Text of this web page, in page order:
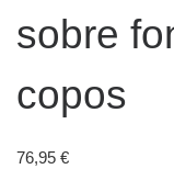
sobre
copos
76,95 €